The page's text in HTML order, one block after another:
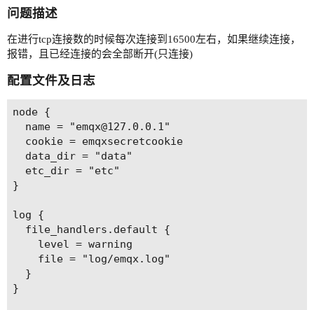
问题描述
在进行tcp连接数的时候每次连接到16500左右，如果继续连接，
报错，且已经连接的会全部断开(只连接)
配置文件及日志
node {
  name = "emqx@127.0.0.1"
  cookie = emqxsecretcookie
  data_dir = "data"
  etc_dir = "etc"
}
log {
  file_handlers.default {
    level = warning
    file = "log/emqx.log"
  }
}